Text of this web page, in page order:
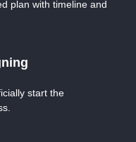
plan with timeline and
start the